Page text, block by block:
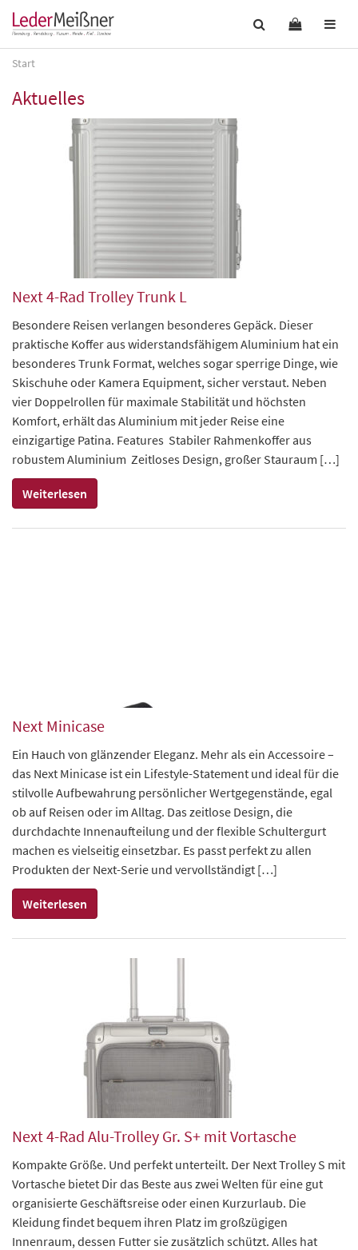
Start
Aktuelles
Next 4-Rad Trolley Trunk L
Besondere Reisen verlangen besonderes Gepäck. Dieser
praktische Koffer aus widerstandsfähigem Aluminium hat ein
besonderes Trunk Format, welches sogar sperrige Dinge, wie
Skischuhe oder Kamera Equipment, sicher verstaut. Neben
vier Doppelrollen für maximale Stabilität und höchsten
Komfort, erhält das Aluminium mit jeder Reise eine
einzigartige Patina. Features Stabiler Rahmenkoffer aus
robustem Aluminium Zeitloses Design, großer Stauraum […]
Weiterlesen
Next Minicase
Ein Hauch von glänzender Eleganz. Mehr als ein Accessoire –
das Next Minicase ist ein Lifestyle-Statement und ideal für die
stilvolle Aufbewahrung persönlicher Wertgegenstände, egal
ob auf Reisen oder im Alltag. Das zeitlose Design, die
durchdachte Innenaufteilung und der flexible Schultergurt
machen es vielseitig einsetzbar. Es passt perfekt zu allen
Produkten der Next-Serie und vervollständigt […]
Weiterlesen
Next 4-Rad Alu-Trolley Gr. S+ mit Vortasche
Kompakte Größe. Und perfekt unterteilt. Der Next Trolley S mit
Vortasche bietet Dir das Beste aus zwei Welten für eine gut
organisierte Geschäftsreise oder einen Kurzurlaub. Die
Kleidung findet bequem ihren Platz im großzügigen
Innenraum, dessen Futter sie zusätzlich schützt. Alles hat